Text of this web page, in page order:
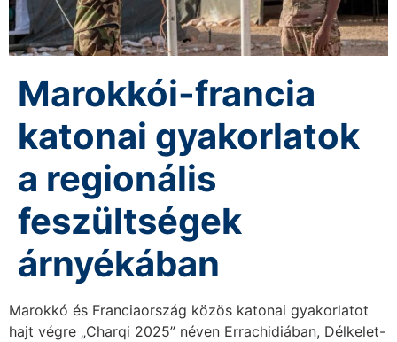
Marokkói-francia
katonai gyakorlatok
a regionális
feszültségek
árnyékában
Marokkó és Franciaország közös katonai gyakorlatot
hajt végre „Charqi 2025” néven Errachidiában, Délkelet-